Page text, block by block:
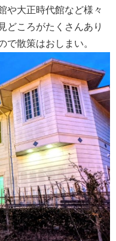
や大正時代館など様々
どころがたくさんあり
で散策はおしまい。